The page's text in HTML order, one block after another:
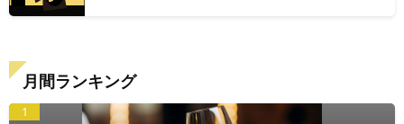
月間ランキング
1